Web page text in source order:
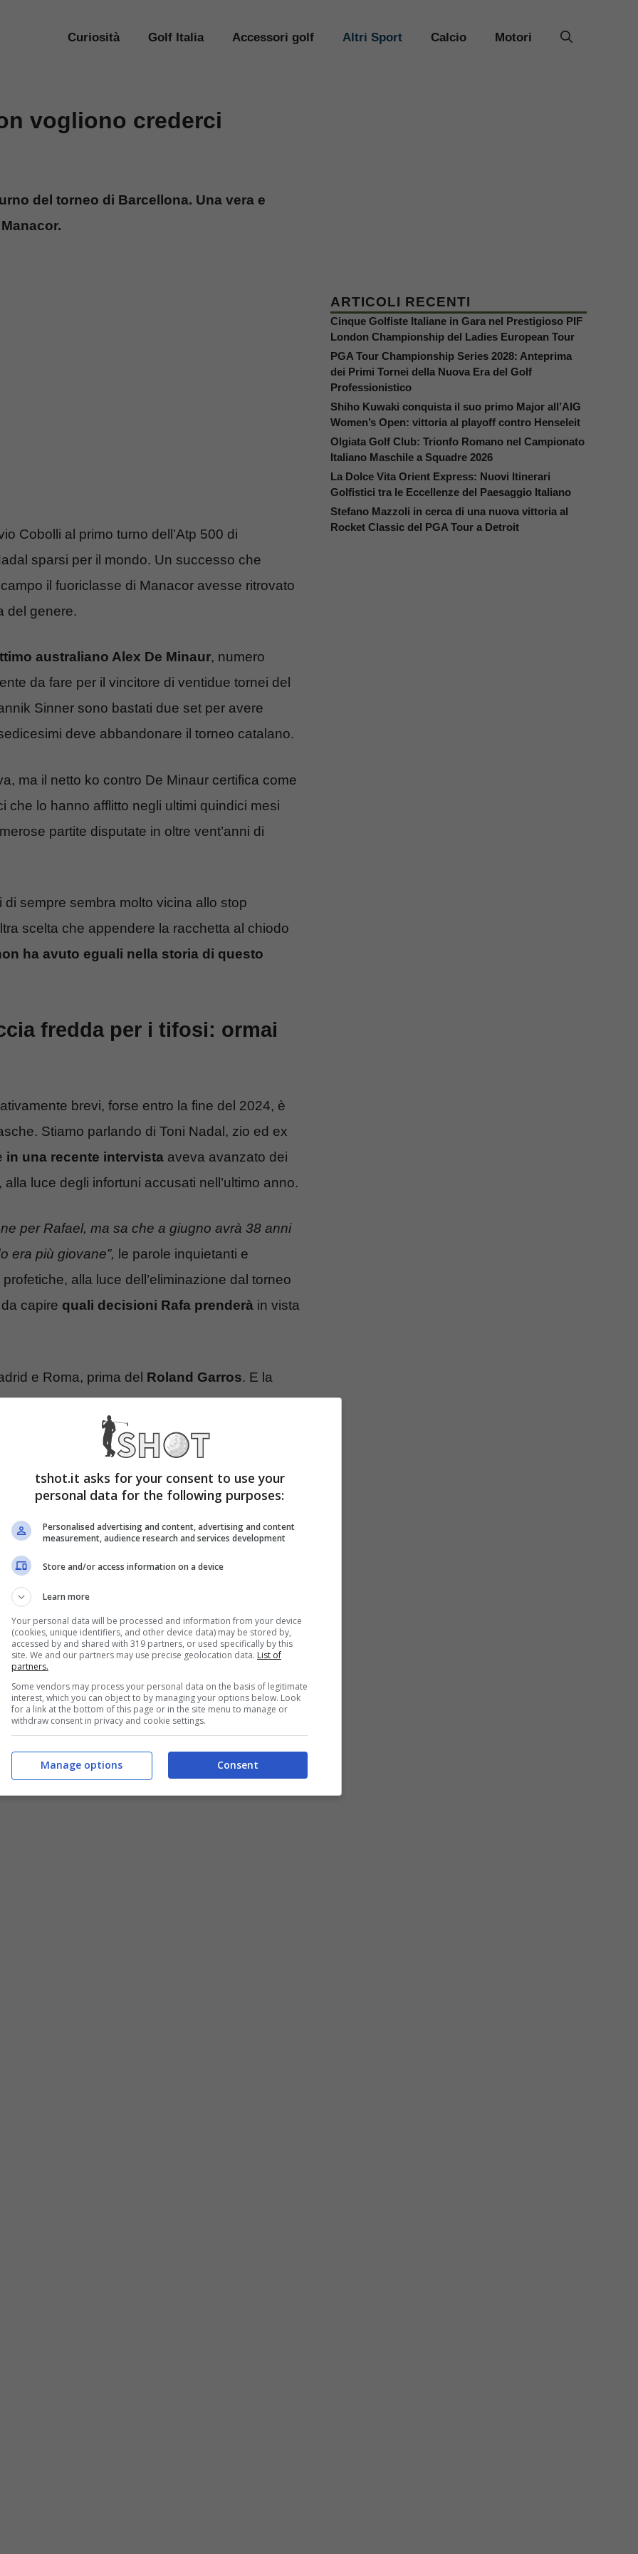
Curiosità Golf Italia Accessori golf Altri Sport Calcio Motori
vogliono crederci
del torneo di Barcellona. Una vera e
Cobolli al primo turno dell’Atp 500 di
sparsi per il mondo. Un successo che
il fuoriclasse di Manacor avesse ritrovato
del genere.
australiano Alex De Minaur, numero
da fare per il vincitore di ventidue tornei del
Sinner sono bastati due set per avere
deve abbandonare il torneo catalano.
ma il netto ko contro De Minaur certifica come
che lo hanno afflitto negli ultimi quindici mesi
partite disputate in oltre vent’anni di
sempre sembra molto vicina allo stop
scelta che appendere la racchetta al chiodo
ha avuto eguali nella storia di questo
fredda per i tifosi: ormai
brevi, forse entro la fine del 2024, è
Stiamo parlando di Toni Nadal, zio ed ex
in una recente intervista aveva avanzato dei
luce degli infortuni accusati nell’ultimo anno.
per Rafael, ma sa che a giugno avrà 38 anni
era più giovane”, le parole inquietanti e
alla luce dell’eliminazione dal torneo
capire quali decisioni Rafa prenderà in vista
e Roma, prima del Roland Garros. E la
Nadal, di continuare a giocare a livelli
potrebbe offrire in tornei di alto livello?
ARTICOLI RECENTI
Cinque Golfiste Italiane in Gara nel Prestigioso PIF
London Championship del Ladies European Tour
PGA Tour Championship Series 2028: Anteprima
dei Primi Tornei della Nuova Era del Golf
Professionistico
Shiho Kuwaki conquista il suo primo Major all’AIG
Women’s Open: vittoria al playoff contro Henseleit
Olgiata Golf Club: Trionfo Romano nel Campionato
Italiano Maschile a Squadre 2026
La Dolce Vita Orient Express: Nuovi Itinerari
Golfistici tra le Eccellenze del Paesaggio Italiano
Stefano Mazzoli in cerca di una nuova vittoria al
Rocket Classic del PGA Tour a Detroit
tshot.it asks for your consent to use your
personal data for the following purposes:
Personalised advertising and content, advertising and content
measurement, audience research and services development
Store and/or access information on a device
Learn more
Your personal data will be processed and information from your device
(cookies, unique identifiers, and other device data) may be stored by,
accessed by and shared with 319 partners, or used specifically by this
site. We and our partners may use precise geolocation data. List of
partners.
Some vendors may process your personal data on the basis of legitimate
interest, which you can object to by managing your options below. Look
for a link at the bottom of this page or in the site menu to manage or
withdraw consent in privacy and cookie settings.
Consent
Manage options